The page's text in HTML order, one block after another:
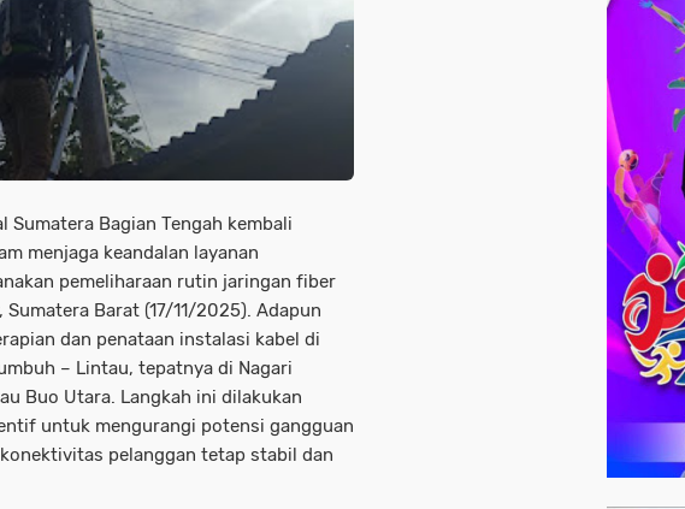
Sumatera Bagian Tengah kembali
menjaga keandalan layanan
pemeliharaan rutin jaringan fiber
Barat (17/11/2025). Adapun
dan penataan instalasi kabel di
– Lintau, tepatnya di Nagari
Buo Utara. Langkah ini dilakukan
untuk mengurangi potensi gangguan
pelanggan tetap stabil dan